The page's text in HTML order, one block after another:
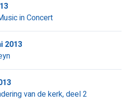
in Concert
2013
van de kerk, deel 2